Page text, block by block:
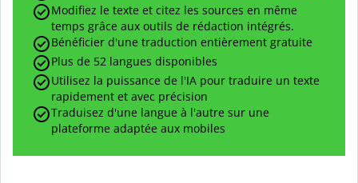
Modifiez le texte et citez les sources en même
temps grâce aux outils de rédaction intégrés.
Bénéficier d'une traduction entièrement gratuite
Plus de 52 langues disponibles
Utilisez la puissance de l'IA pour traduire un texte
rapidement et avec précision
Traduisez d'une langue à l'autre sur une
plateforme adaptée aux mobiles